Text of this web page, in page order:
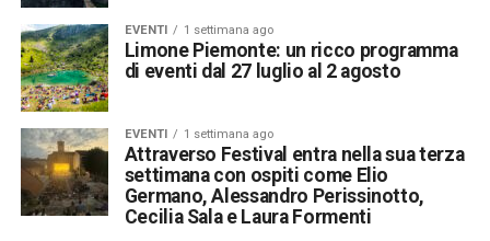
EVENTI 1 settimana ago
Limone Piemonte: un ricco programma
di eventi dal 27 luglio al 2 agosto
EVENTI 1 settimana ago
Attraverso Festival entra nella sua terza
settimana con ospiti come Elio
Germano, Alessandro Perissinotto,
Cecilia Sala e Laura Formenti